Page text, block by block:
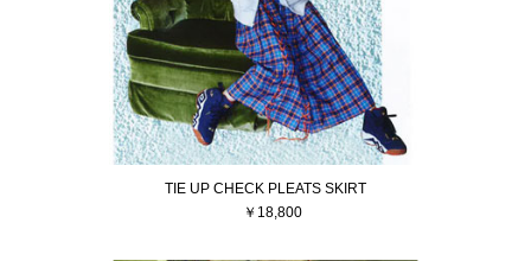
TIE UP CHECK PLEATS SKIRT
￥18,800